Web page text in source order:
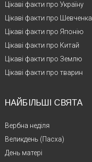
Цікаві факти про Україну
Цікаві факти про Шевченка
Цікаві факти про Японію
Цікаві факти про Китай
Цікаві факти про Землю
Цікаві факти про тварин
НАЙБІЛЬШІ СВЯТА
Вербна неділя
Великдень (Пасха)
День матері